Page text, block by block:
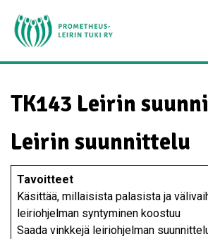
TK143 Leirin
Leirin suunnittelu
Tavoitteet
Käsittää, millaisista palasista ja
leiriohjelman syntyminen koostuu
Saada vinkkejä leiriohjelman